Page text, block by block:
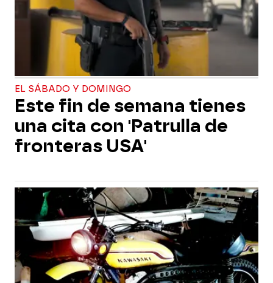
EL SÁBADO Y DOMINGO
Este fin de semana tienes
una cita con 'Patrulla de
fronteras USA'